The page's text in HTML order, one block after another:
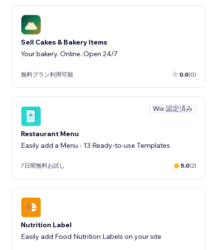
Sell Cakes & Bakery Items
Your bakery. Online. Open 24/7
無料プラン利用可能 0.0(0)
Wix 認定済み
Restaurant Menu
Easily add a Menu - 13 Ready-to-use Templates
7日間無料お試し 5.0(2)
Nutrition Label
Easily add Food Nutrition Labels on your site